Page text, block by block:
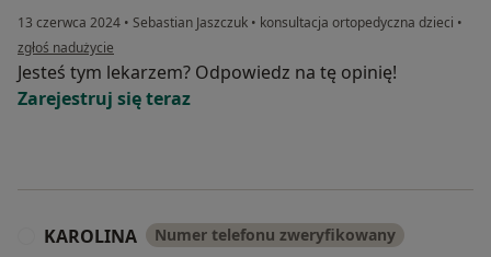
13 czerwca 2024 • Sebastian Jaszczuk • konsultacja ortopedyczna dzieci •
w opinii użytkownika AW
zgłoś nadużycie
Jesteś tym lekarzem? Odpowiedz na tę opinię!
Zarejestruj się teraz
KAROLINA Numer telefonu zweryfikowany